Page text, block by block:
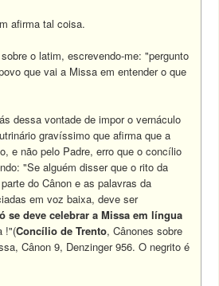
afirma tal coisa.
o latim, escrevendo-me: "pergunto
que vai a Missa em entender o que
dessa vontade de impor o vernáculo
gravíssimo que afirma que a
e não pelo Padre, erro que o concílio
"Se alguém disser que o rito da
do Cânon e as palavras da
em voz baixa, deve ser
se deve celebrar a Missa em língua
!"(Concílio de Trento, Cânones sobre
Cânon 9, Denzinger 956. O negrito é